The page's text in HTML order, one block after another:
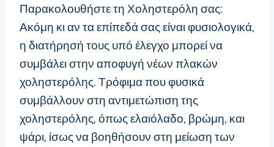
Παρακολουθήστε τη Χοληστερόλη σας:
Ακόμη κι αν τα επίπεδά σας είναι φυσιολογικά,
η διατήρησή τους υπό έλεγχο μπορεί να
συμβάλει στην αποφυγή νέων πλακών
χοληστερόλης. Τρόφιμα που φυσικά
συμβάλλουν στη αντιμετώπιση της
χοληστερόλης, όπως ελαιόλαδο, βρώμη, και
ψάρι, ίσως να βοηθήσουν στη μείωση των